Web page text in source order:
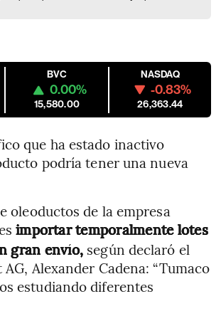
BVC
0.00%
15,580.00
NASDAQ
-0.83%
26,363.44
que ha estado inactivo
podría tener una nueva
oleoductos de la empresa
importar temporalmente lotes
gran envío, según declaró el
Alexander Cadena: “Tumaco
estudiando diferentes